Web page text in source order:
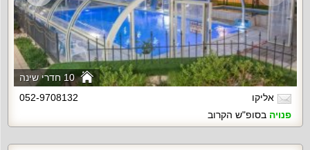
10 חדרי שינה
אליקו
052-9708132
פנויה בסופ"ש הקרוב